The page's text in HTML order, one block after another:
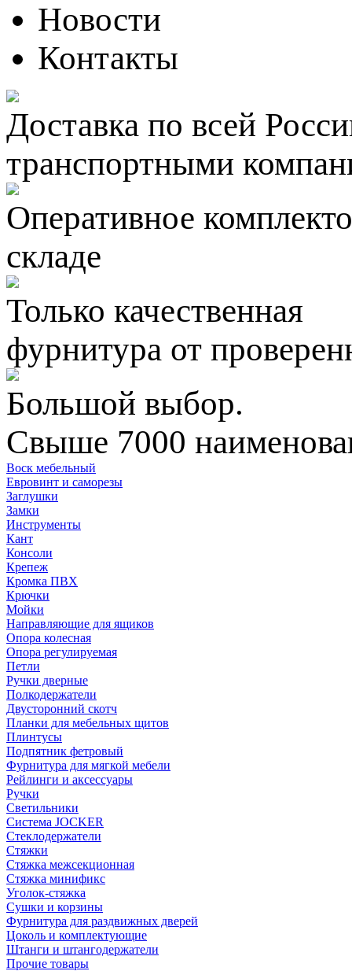
Новости
Контакты
Доставка по всей
транспортными
Оперативное
складе
Только качественная
фурнитура от
Большой выбор.
Свыше 7000
Воск мебельный
Евровинт и саморезы
Заглушки
Замки
Инструменты
Кант
Консоли
Крепеж
Кромка ПВХ
Крючки
Мойки
Направляющие для ящиков
Опора колесная
Опора регулируемая
Петли
Ручки дверные
Полкодержатели
Двусторонний скотч
Планки для мебельных щитов
Плинтусы
Подпятник фетровый
Фурнитура для мягкой мебели
Рейлинги и аксессуары
Ручки
Светильники
Система JOCKER
Стеклодержатели
Стяжки
Стяжка межсекционная
Стяжка минификс
Уголок-стяжка
Сушки и корзины
Фурнитура для раздвижных дверей
Цоколь и комплектующие
Штанги и штангодержатели
Прочие товары